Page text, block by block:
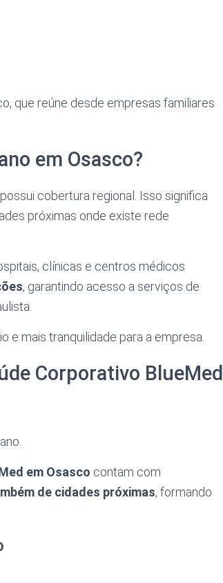
que reúne desde empresas familiares
em Osasco?
possui cobertura regional. Isso significa
próximas onde existe rede
clínicas e centros médicos
, garantindo acesso a serviços de
e mais tranquilidade para a empresa.
Corporativo BlueMed
em Osasco contam com
de cidades próximas, formando